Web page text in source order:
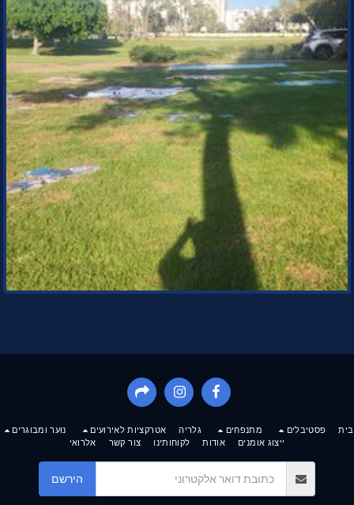
פסטיבלים מתנפחים גלריה אטרקציות לאירועים
נוער ומבוגרים
ייצוג אומנים
אודות לקוחותינו צור קשר אלרואי
הירשם